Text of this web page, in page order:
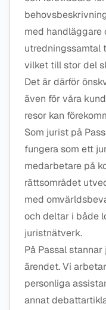
med handläggare
utredningssamtal
vilket till stor del
Det är därför
även för våra
resor kan
Som jurist på
fungera som ett
medarbetare på
rättsområdet
med
och deltar i både
juristnätverk.
På Passal
ärendet. Vi
personliga
annat